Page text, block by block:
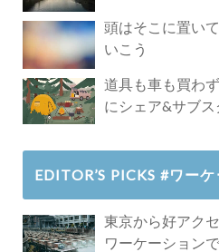
頭はそこに置い
いこう
道具も車も買わ
にシェア&サブ
EDITOR’S PICKS #ワー
東京から好アク
ワーケーション